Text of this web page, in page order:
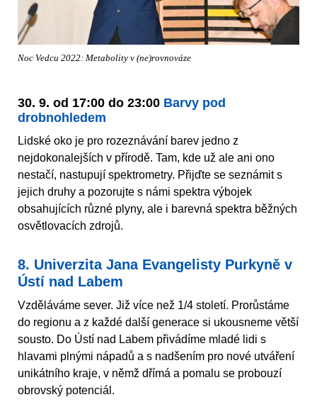
Noc Vedcu 2022: Metabolity v (ne)rovnováze
30. 9. od 17:00 do 23:00 Barvy pod
drobnohledem
Lidské oko je pro rozeznávání barev jedno z
nejdokonalejších v přírodě. Tam, kde už ale ani ono
nestačí, nastupují spektrometry. Přijďte se seznámit s
jejich druhy a pozorujte s námi spektra výbojek
obsahujících různé plyny, ale i barevná spektra běžných
osvětlovacích zdrojů.
8. Univerzita Jana Evangelisty Purkyně v
Ústí nad Labem
Vzděláváme sever. Již více než 1/4 století. Prorůstáme
do regionu a z každé další generace si ukousneme větší
sousto. Do Ústí nad Labem přivádíme mladé lidi s
hlavami plnými nápadů a s nadšením pro nové utváření
unikátního kraje, v němž dřímá a pomalu se probouzí
obrovský potenciál.